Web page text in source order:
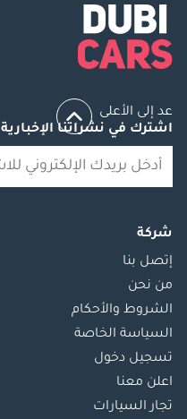
عد إلى الأعلى
اشترك في نشراتنا الإخبارية
شركة
إتصل بنا
من نحن
الشروط والأحكام
السياسة الخاصة
تسجيل دخول
اعلن معنا
تجار السيارات